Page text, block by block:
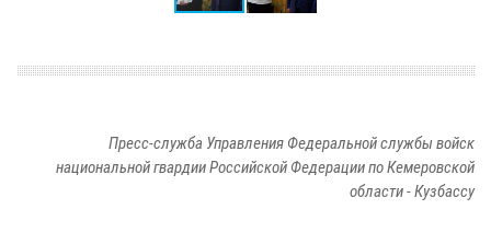
Пресс-служба Управления Федеральной службы войск
национальной гвардии Российской Федерации по Кемеровской
области - Кузбассу